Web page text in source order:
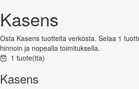
Kasens
Osta Kasens tuotteita verkosta. Selaa 1
hinnoin ja nopealla toimituksella.
1 tuote(tta)
Kasens